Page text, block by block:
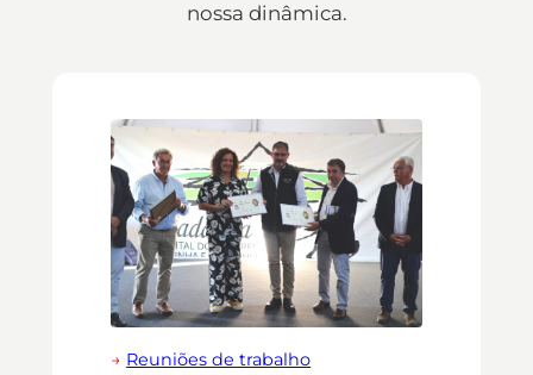
nossa dinâmica.
→ Reuniões de trabalho